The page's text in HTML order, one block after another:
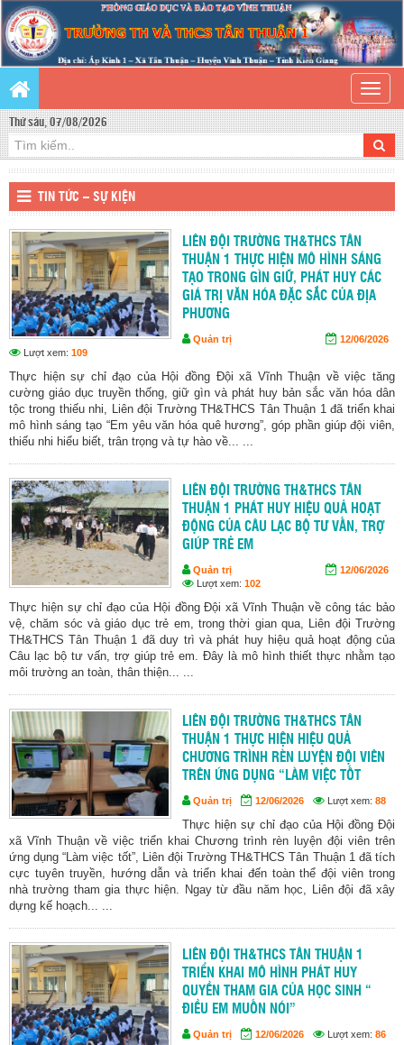
Toggle
Thứ sáu, 07/08/2026
TIN TỨC – SỰ KIỆN
LIÊN ĐỘI TRƯỜNG TH&THCS TÂN
THUẬN 1 THỰC HIỆN MÔ HÌNH SÁNG
TẠO TRONG GÌN GIỮ, PHÁT HUY CÁC
GIÁ TRỊ VĂN HÓA ĐẶC SẮC CỦA ĐỊA
PHƯƠNG
Quản trị
12/06/2026
Lượt xem: 109
Thực hiện sự chỉ đạo của Hội đồng Đội xã Vĩnh Thuận về việc tăng
cường giáo dục truyền thống, giữ gìn và phát huy bản sắc văn hóa dân
tộc trong thiếu nhi, Liên đội Trường TH&THCS Tân Thuận 1 đã triển khai
mô hình sáng tạo “Em yêu văn hóa quê hương”, góp phần giúp đội viên,
thiếu nhi hiểu biết, trân trọng và tự hào về... ...
LIÊN ĐỘI TRƯỜNG TH&THCS TÂN
THUẬN 1 PHÁT HUY HIỆU QUẢ HOẠT
ĐỘNG CỦA CÂU LẠC BỘ TƯ VẤN, TRỢ
GIÚP TRẺ EM
Quản trị
12/06/2026
Lượt xem: 102
Thực hiện sự chỉ đạo của Hội đồng Đội xã Vĩnh Thuận về công tác bảo
vệ, chăm sóc và giáo dục trẻ em, trong thời gian qua, Liên đội Trường
TH&THCS Tân Thuận 1 đã duy trì và phát huy hiệu quả hoạt động của
Câu lạc bộ tư vấn, trợ giúp trẻ em. Đây là mô hình thiết thực nhằm tạo
môi trường an toàn, thân thiện... ...
LIÊN ĐỘI TRƯỜNG TH&THCS TÂN
THUẬN 1 THỰC HIỆN HIỆU QUẢ
CHƯƠNG TRÌNH RÈN LUYỆN ĐỘI VIÊN
TRÊN ỨNG DỤNG “LÀM VIỆC TỐT
Quản trị 12/06/2026 Lượt xem: 88
Thực hiện sự chỉ đạo của Hội đồng Đội
xã Vĩnh Thuận về việc triển khai Chương trình rèn luyện đội viên trên
ứng dụng “Làm việc tốt”, Liên đội Trường TH&THCS Tân Thuận 1 đã tích
cực tuyên truyền, hướng dẫn và triển khai đến toàn thể đội viên trong
nhà trường tham gia thực hiện. Ngay từ đầu năm học, Liên đội đã xây
dựng kế hoạch... ...
LIÊN ĐỘI TH&THCS TÂN THUẬN 1
TRIỂN KHAI MÔ HÌNH PHÁT HUY
QUYỀN THAM GIA CỦA HỌC SINH “
ĐIỀU EM MUỐN NÓI”
Quản trị 12/06/2026 Lượt xem: 86